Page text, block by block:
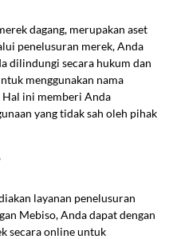
dagang, merupakan aset
penelusuran merek, Anda
dilindungi secara hukum dan
menggunakan nama
ini memberi Anda
yang tidak sah oleh pihak
layanan penelusuran
Mebiso, Anda dapat dengan
secara online untuk